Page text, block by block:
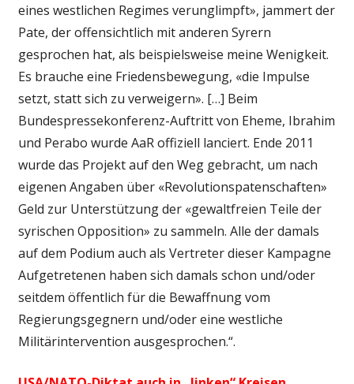
eines westlichen Regimes verunglimpft», jammert der
Pate, der offensichtlich mit anderen Syrern
gesprochen hat, als beispielsweise meine Wenigkeit.
Es brauche eine Friedensbewegung, «die Impulse
setzt, statt sich zu verweigern». […] Beim
Bundespressekonferenz-Auftritt von Eheme, Ibrahim
und Perabo wurde AaR offiziell lanciert. Ende 2011
wurde das Projekt auf den Weg gebracht, um nach
eigenen Angaben über «Revolutionspatenschaften»
Geld zur Unterstützung der «gewaltfreien Teile der
syrischen Opposition» zu sammeln. Alle der damals
auf dem Podium auch als Vertreter dieser Kampagne
Aufgetretenen haben sich damals schon und/oder
seitdem öffentlich für die Bewaffnung vom
Regierungsgegnern und/oder eine westliche
Militärintervention ausgesprochen.“.